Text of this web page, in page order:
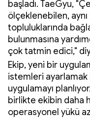
başladı. TaeGyu,
ölçeklenebilen,
topluluklarında
bulunmasına
çok tatmin edici,"
Ekip, yeni bir
istemleri ayarlamak
uygulamayı
birlikte ekibin daha
operasyonel yükü